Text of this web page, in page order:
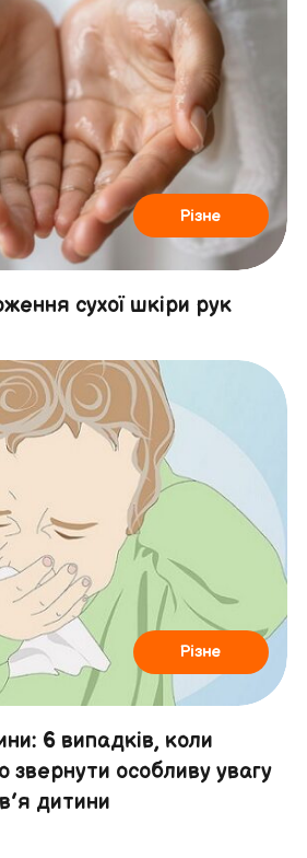
Різне
сухої шкіри рук
Різне
6 випадків, коли
звернути особливу увагу
дитини